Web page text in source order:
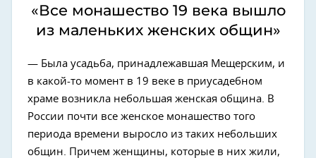
«Все монашество 19 века вышло
из маленьких женских общин»
— Была усадьба, принадлежавшая Мещерским, и
в какой-то момент в 19 веке в приусадебном
храме возникла небольшая женская община. В
России почти все женское монашество того
периода времени выросло из таких небольших
общин. Причем женщины, которые в них жили,